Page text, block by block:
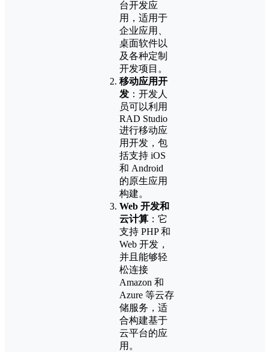
台开发应
用，适用于
企业应用、
桌面软件以
及各种定制
开发项目。
移动应用开
发 ：开发人
员可以利用
RAD Studio
进行移动应
用开发，包
括支持 iOS
和 Android
的原生应用
构建。
Web 开发和
云计算 ：它
支持 PHP 和
Web 开发，
并且能够轻
松连接
Amazon 和
Azure 等云存
储服务，适
合构建基于
云平台的应
用。